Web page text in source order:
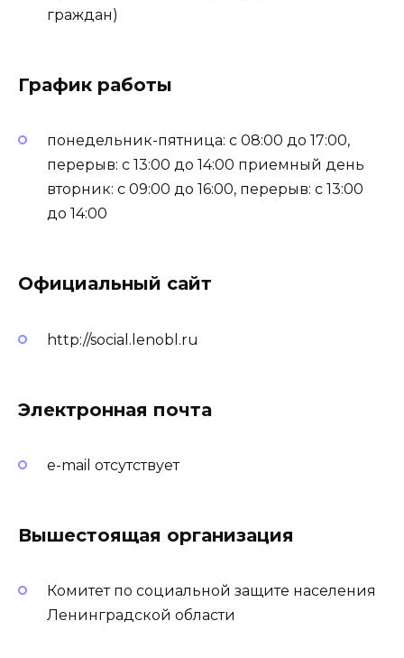
граждан)
График работы
понедельник-пятница: с 08:00 до 17:00,
перерыв: с 13:00 до 14:00 приемный день
вторник: с 09:00 до 16:00, перерыв: с 13:00
до 14:00
Официальный сайт
http://social.lenobl.ru
Электронная почта
e-mail отсутствует
Вышестоящая организация
Комитет по социальной защите населения
Ленинградской области